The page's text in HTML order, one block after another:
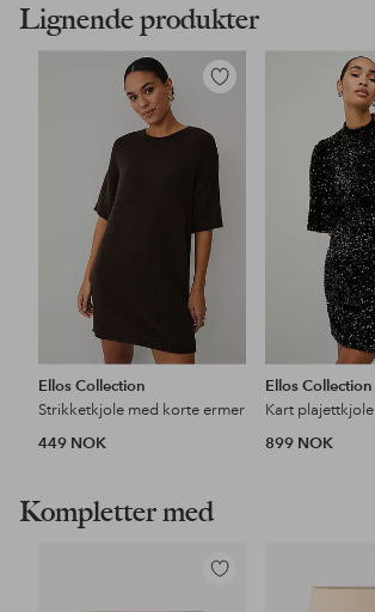
Lignende produkter
Legg
favoritter
Ellos Collection
Strikketkjole med korte ermer
449 NOK
Ellos Collection
Kart plajettkjole
899 NOK
Kompletter med
Legg